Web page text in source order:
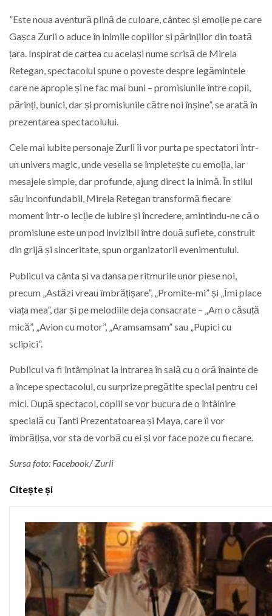
”Este noua aventură plină de culoare, cântec și emoție pe care
Gașca Zurli o aduce în inimile copiilor și părinților din toată
țara. Inspirat de cartea cu același nume scrisă de Mirela
Retegan, spectacolul spune o poveste despre legămintele
care ne apropie și ne fac mai buni – promisiunile între copii,
părinți, bunici, dar și promisiunile către noi înșine”, se arată în
prezentarea spectacolului.
Cele mai iubite personaje Zurli îi vor purta pe spectatori într-
un univers magic, unde veselia se împletește cu emoția, iar
mesajele simple, dar profunde, ajung direct la inimă. În stilul
său inconfundabil, Mirela Retegan transformă fiecare
moment într-o lecție de iubire și încredere, amintindu-ne că o
promisiune este un pod invizibil între două suflete, construit
din grijă și sinceritate, spun organizatorii evenimentului.
Publicul va cânta și va dansa pe ritmurile unor piese noi,
precum „Astăzi vreau îmbrățișare”, „Promite-mi” și „Îmi place
viața mea”, dar și pe melodiile deja consacrate – „Am o căsuță
mică”, „Avion cu motor”, „Aramsamsam” sau „Pupici cu
sclipici”.
Publicul va fi întâmpinat la intrarea în sală cu o oră înainte de
a începe spectacolul, cu surprize pregătite special pentru cei
mici. După spectacol, copiii se vor bucura de o întâlnire
specială cu Tanti Prezentatoarea și Maya, care îi vor
îmbrățișa, vor sta de vorbă cu ei și vor face poze cu fiecare.
Sursa foto: Facebook/ Zurli
Citește și